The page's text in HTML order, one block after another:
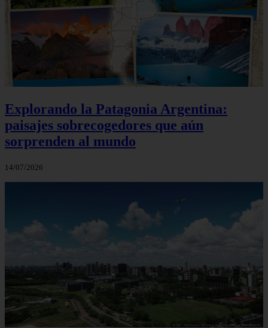
Explorando la Patagonia Argentina:
paisajes sobrecogedores que aún
sorprenden al mundo
14/07/2026